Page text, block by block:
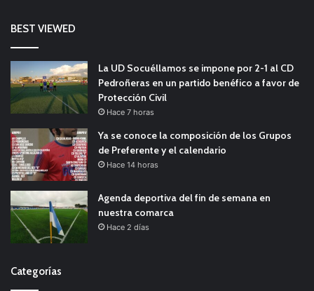
BEST VIEWED
La UD Socuéllamos se impone por 2-1 al CD
Pedroñeras en un partido benéfico a favor de
Protección Civil
Hace 7 horas
Ya se conoce la composición de los Grupos
de Preferente y el calendario
Hace 14 horas
Agenda deportiva del fin de semana en
nuestra comarca
Hace 2 días
Categorías